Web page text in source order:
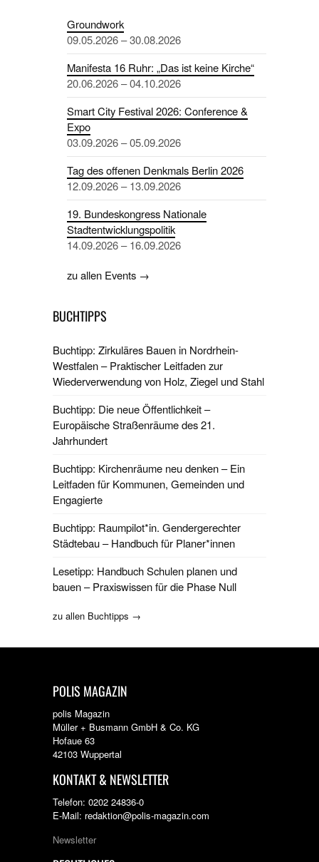
Groundwork
09.05.2026 – 30.08.2026
Manifesta 16 Ruhr: „Das ist keine Kirche“
20.06.2026 – 04.10.2026
Smart City Festival 2026: Conference &
Expo
03.09.2026 – 05.09.2026
Tag des offenen Denkmals Berlin 2026
12.09.2026 – 13.09.2026
19. Bundeskongress Nationale
Stadtentwicklungspolitik
14.09.2026 – 16.09.2026
zu allen Events →
BUCHTIPPS
Buchtipp: Zirkuläres Bauen in Nordrhein-
Westfalen – Praktischer Leitfaden zur
Wiederverwendung von Holz, Ziegel und Stahl
Buchtipp: Die neue Öffentlichkeit –
Europäische Straßenräume des 21.
Jahrhundert
Buchtipp: Kirchenräume neu denken – Ein
Leitfaden für Kommunen, Gemeinden und
Engagierte
Buchtipp: Raumpilot*in. Gendergerechter
Städtebau – Handbuch für Planer*innen
Lesetipp: Handbuch Schulen planen und
bauen – Praxiswissen für die Phase Null
zu allen Buchtipps →
POLIS MAGAZIN
polis Magazin
Müller + Busmann GmbH & Co. KG
Hofaue 63
42103 Wuppertal
KONTAKT & NEWSLETTER
Telefon: 0202 24836-0
E-Mail: redaktion@polis-magazin.com
Newsletter